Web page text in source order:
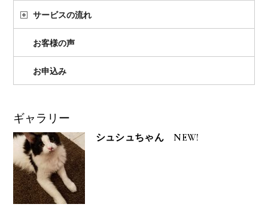
サービスの流れ
お客様の声
お申込み
ギャラリー
シュシュちゃん NEW!